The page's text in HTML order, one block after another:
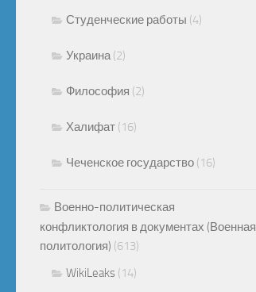
Студенческие работы (4)
Украина (2)
Философия (2)
Халифат (16)
Чеченское государство (16)
Военно-политическая
конфликтология в документах (Военная
политология) (613)
WikiLeaks (14)